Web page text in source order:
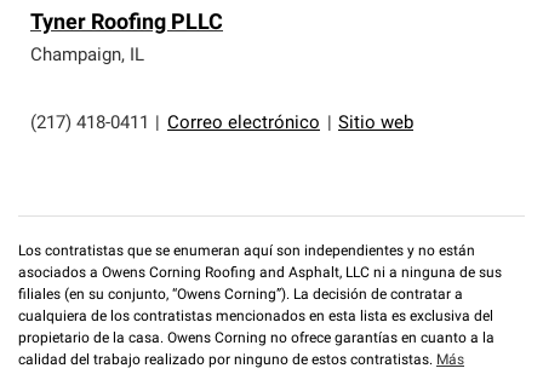
Tyner Roofing PLLC
Champaign, IL
(217) 418-0411 Correo electrónico Sitio web
Los contratistas que se enumeran aquí son independientes y no están
asociados a Owens Corning Roofing and Asphalt, LLC ni a ninguna de sus
filiales (en su conjunto, “Owens Corning”). La decisión de contratar a
cualquiera de los contratistas mencionados en esta lista es exclusiva del
propietario de la casa. Owens Corning no ofrece garantías en cuanto a la
calidad del trabajo realizado por ninguno de estos contratistas. Más